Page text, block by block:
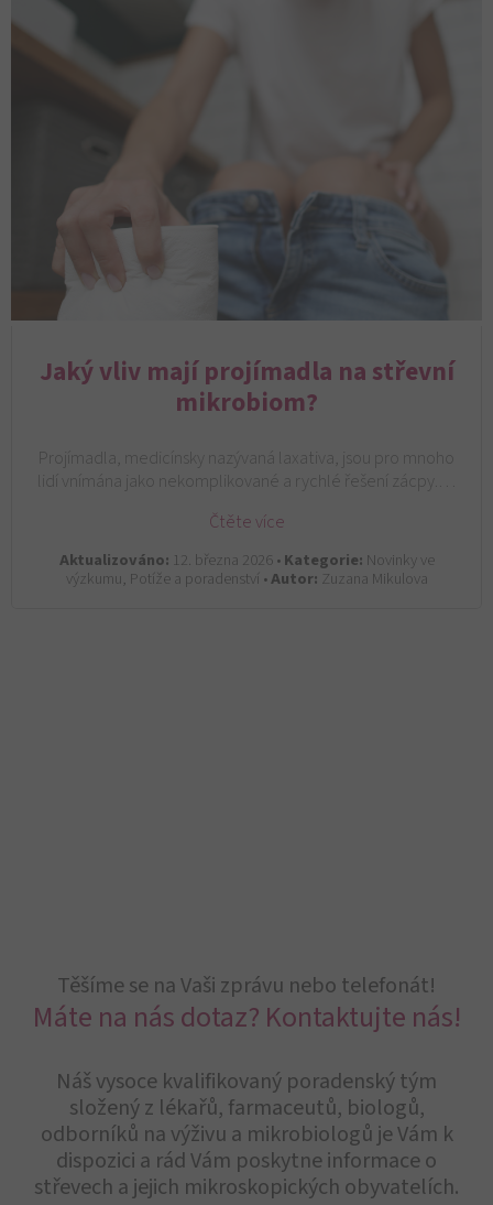
Jaký vliv mají projímadla na střevní
mikrobiom?
Projímadla, medicínsky nazývaná laxativa, jsou pro mnoho
lidí vnímána jako nekomplikované a rychlé řešení zácpy.…
Čtěte více
Aktualizováno: 12. března 2026 •Kategorie: Novinky ve
výzkumu, Potíže a poradenství •Autor: Zuzana Mikulova
Těšíme se na Vaši zprávu nebo telefonát!
Máte na nás dotaz? Kontaktujte nás!
Náš vysoce kvalifikovaný poradenský tým
složený z lékařů, farmaceutů, biologů,
odborníků na výživu a mikrobiologů je Vám k
dispozici a rád Vám poskytne informace o
střevech a jejich mikroskopických obyvatelích.